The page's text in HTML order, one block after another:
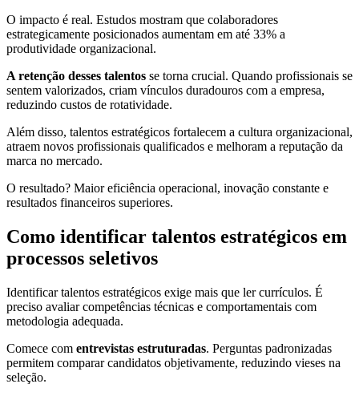
O impacto é real. Estudos mostram que colaboradores
estrategicamente posicionados aumentam em até 33% a
produtividade organizacional.
A retenção desses talentos se torna crucial. Quando profissionais se
sentem valorizados, criam vínculos duradouros com a empresa,
reduzindo custos de rotatividade.
Além disso, talentos estratégicos fortalecem a cultura organizacional,
atraem novos profissionais qualificados e melhoram a reputação da
marca no mercado.
O resultado? Maior eficiência operacional, inovação constante e
resultados financeiros superiores.
Como identificar talentos estratégicos em
processos seletivos
Identificar talentos estratégicos exige mais que ler currículos. É
preciso avaliar competências técnicas e comportamentais com
metodologia adequada.
Comece com entrevistas estruturadas. Perguntas padronizadas
permitem comparar candidatos objetivamente, reduzindo vieses na
seleção.